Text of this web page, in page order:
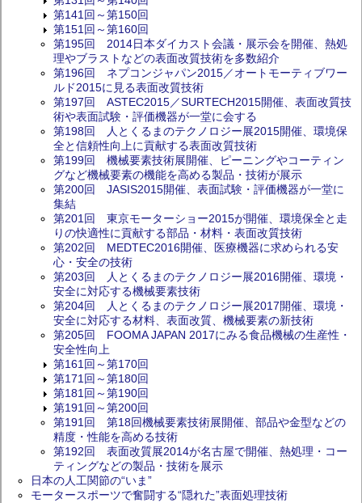
第141回～第150回
第151回～第160回
第195回 2014日本ダイカスト会議・展示会を開催、熱処
理やブラストなどの表面改質技術を多数紹介
第196回 ネプコンジャパン2015／オートモーティブワー
ルド2015に見る表面改質技術
第197回 ASTEC2015／SURTECH2015開催、表面改質技
術や表面試験・評価機器が一堂に会する
第198回 人とくるまのテクノロジー展2015開催、環境保
全と信頼性向上に貢献する表面改質技術
第199回 機械要素技術展開催、ピーニングやコーティン
グなど機械要素の機能を高める製品・技術が展示
第200回 JASIS2015開催、表面試験・評価機器が一堂に
集結
第201回 東京モーターショー2015が開催、環境保全と走
りの快適性に貢献する部品・材料・表面改質技術
第202回 MEDTEC2016開催、医療機器に求められる安
心・安全の技術
第203回 人とくるまのテクノロジー展2016開催、環境・
安全に対応する機械要素技術
第204回 人とくるまのテクノロジー展2017開催、環境・
安全に対応する材料、表面改質、機械要素の新技術
第205回 FOOMA JAPAN 2017にみる食品機械の生産性・
安全性向上
第161回～第170回
第171回～第180回
第181回～第190回
第191回～第200回
第191回 第18回機械要素技術展開催、部品や金型などの
精度・性能を高める技術
第192回 表面改質展2014が名古屋で開催、熱処理・コー
ティングなどの製品・技術を展示
日本の人工関節の“いま”
モータースポーツで奮闘する“隠れた”表面処理技術